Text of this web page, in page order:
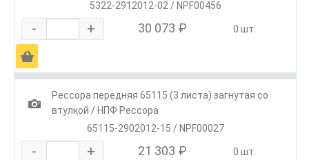
5322-2912012-02 / NPF00456
- + 30 073 ₽ 0 шт.
Ä
1
Рессора передняя 65115 (3 листа) загнутая со
втулкой / НПФ Рессора
65115-2902012-15 / NPF00027
- + 21 303 ₽ 0 шт.